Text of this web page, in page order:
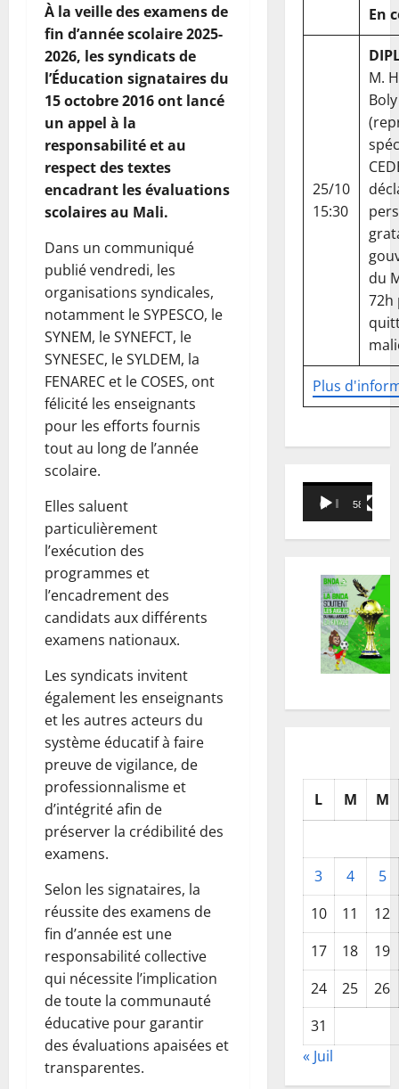
À la veille des examens de
fin d’année scolaire 2025-
2026, les syndicats de
l’Éducation signataires du
15 octobre 2016 ont lancé
un appel à la
responsabilité et au
respect des textes
encadrant les évaluations
scolaires au Mali.
Dans un communiqué
publié vendredi, les
organisations syndicales,
notamment le SYPESCO, le
SYNEM, le SYNEFCT, le
SYNESEC, le SYLDEM, la
FENAREC et le COSES, ont
félicité les enseignants
pour les efforts fournis
tout au long de l’année
scolaire.
Elles saluent
particulièrement
l’exécution des
programmes et
l’encadrement des
candidats aux différents
examens nationaux.
Les syndicats invitent
également les enseignants
et les autres acteurs du
système éducatif à faire
preuve de vigilance, de
professionnalisme et
d’intégrité afin de
préserver la crédibilité des
examens.
Selon les signataires, la
réussite des examens de
fin d’année est une
responsabilité collective
qui nécessite l’implication
de toute la communauté
éducative pour garantir
des évaluations apaisées et
transparentes.
En
Plus
25/10
15:30
M.
Boly
du
72h
Lecteur
vidéo
00:00 58:18
L M M
3 4
5
10
11
12
17
18
19
24
25
26
31
« Juil